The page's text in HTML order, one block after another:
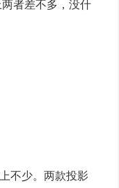
者差不多，没什
不少。两款投影